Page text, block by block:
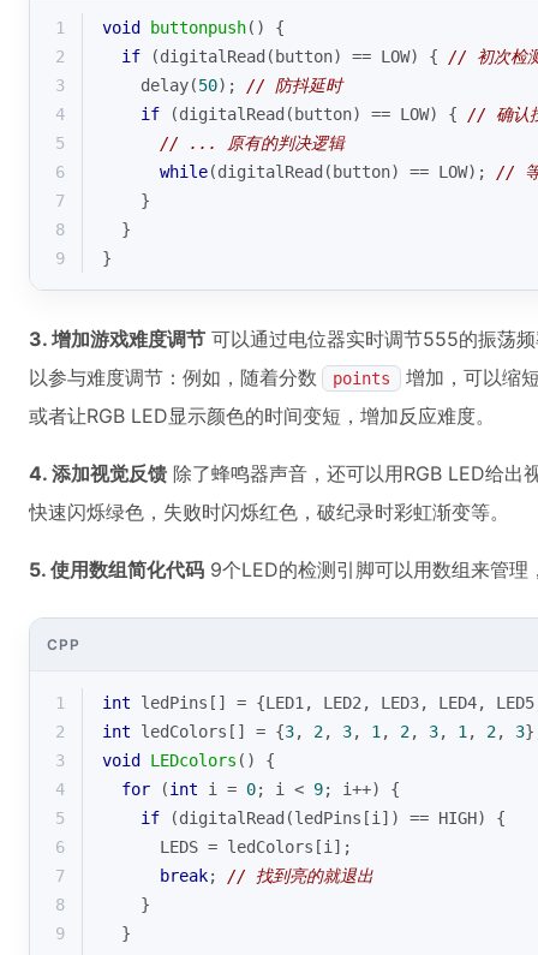
1 void buttonpush()
{
2
if (digitalRead (button) == LOW) { // 初次检
3
delay(50); // 防抖延时
4
if (digitalRead (button) == LOW) { // 确认
5
// ... 原有的判决逻辑
6
while(digitalRead (button) == LOW); // 等
7
    }
8
  }
9
}
3. 增加游戏难度调节 可以通过电位器实时调节555的振荡
以参与难度调节：例如，随着分数
points
增加，可以缩
或者让RGB LED显示颜色的时间变短，增加反应难度。
4. 添加视觉反馈 除了蜂鸣器声音，还可以用RGB LED给出
快速闪烁绿色，失败时闪烁红色，破纪录时彩虹渐变等。
5. 使用数组简化代码 9个LED的检测引脚可以用数组来管
CPP
1 int ledPins[] = {LED1, LED2, LED3, LED4,
2
int ledColors[] = {3, 2, 3, 1 , 2, 3, 1 , 2, 3
3
void LEDcolors ()
{
4
for (int i = 0; i < 9; i++) {
5
if (digitalRead (ledPins[i]) == HIGH) {
6
      LEDS = ledColors[i];
7
break; // 找到亮的就退出
8
    }
9
  }